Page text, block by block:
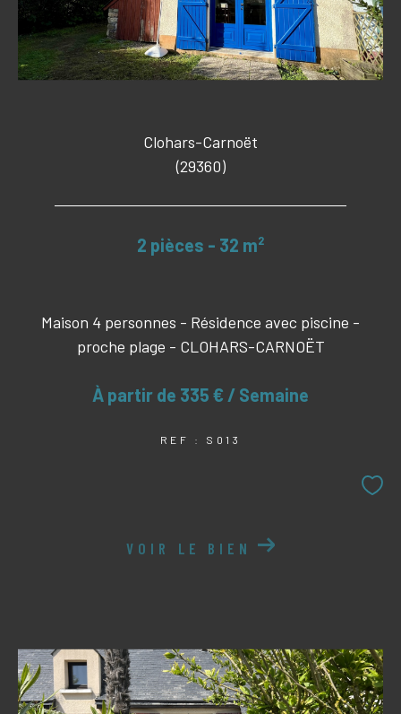
Clohars-Carnoët
(29360)
2 pièces - 32 m²
Maison 4 personnes - Résidence avec piscine -
proche plage - CLOHARS-CARNOËT
À partir de 335 € / Semaine
REF : S013
VOIR LE BIEN